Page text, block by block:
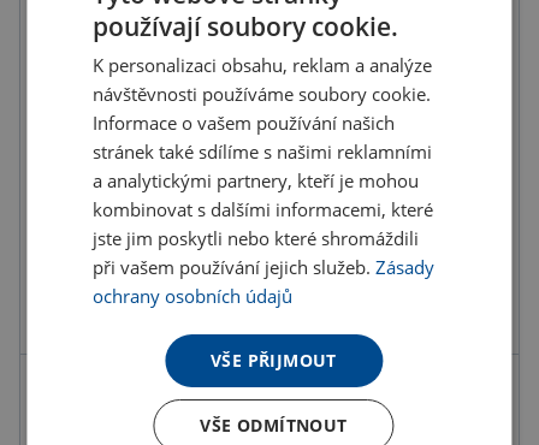
Do košíku
Objednat s potiskem
Osobní odběr Výdejní místa »
Přidat do oblíbených
Možnosti potisku
používají soubory cookie.
K personalizaci obsahu, reklam a analýze
návštěvnosti používáme soubory cookie.
Informace o vašem používání našich
stránek také sdílíme s našimi reklamními
a analytickými partnery, kteří je mohou
kombinovat s dalšími informacemi, které
jste jim poskytli nebo které shromáždili
při vašem používání jejich služeb.Zásady
ochrany osobních údajů
VŠE PŘIJMOUT
VŠE ODMÍTNOUT